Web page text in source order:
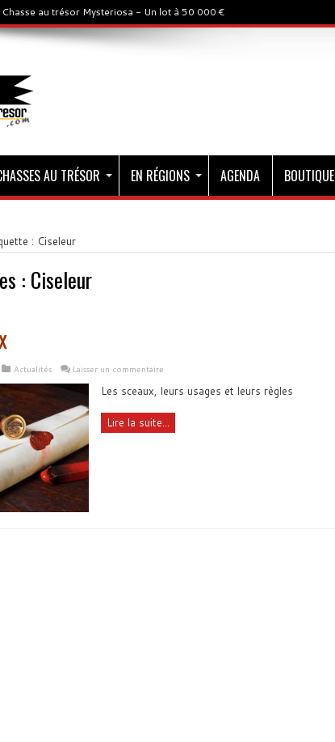
Chasse au trésor Mysteriosa - Un lot à 50 000 €
AU TRÉSOR EN RÉGIONS AGENDA BOUTIQUE
: Ciseleur
: Ciseleur
Actualités Laisser un commentaire
Les sceaux, leurs usages et leurs règles
Lire la suite...